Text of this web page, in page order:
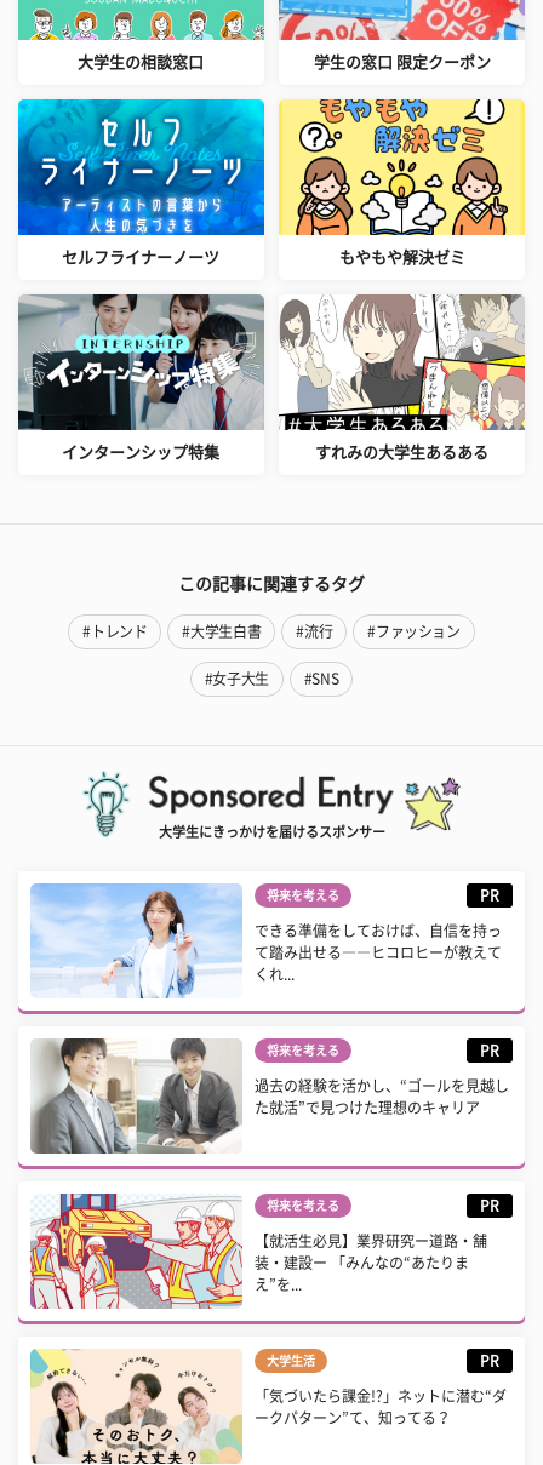
大学生の相談窓口 学生の窓口 限定クーポン
セルフライナーノーツ もやもや解決ゼミ
インターンシップ特集 すれみの大学生あるある
この記事に関連するタグ
#トレンド #大学生白書 #流行 #ファッション
#女子大生 #SNS
大学生にきっかけを届けるスポンサー
将来を考える PR
できる準備をしておけば、自信を持っ
て踏み出せる――ヒコロヒーが教えて
くれ...
将来を考える PR
過去の経験を活かし、“ゴールを見越し
た就活”で見つけた理想のキャリア
将来を考える PR
【就活生必見】業界研究ー道路・舗
装・建設ー 「みんなの“あたりま
え”を...
大学生活 PR
「気づいたら課金!?」ネットに潜む“ダ
ークパターン”て、知ってる？